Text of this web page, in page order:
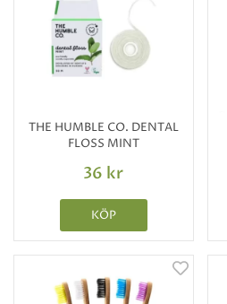
THE HUMBLE CO. DENTAL
FLOSS MINT
36 kr
KÖP